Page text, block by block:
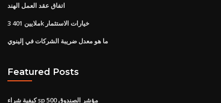
اتفاق عقد العمل الهند
3 ملايين 401k خيارات الاستثمار
ما هو معدل ضريبة الشركات في إلينوي
Featured Posts
كيفية شراء sp 500 مؤشر الصندوق